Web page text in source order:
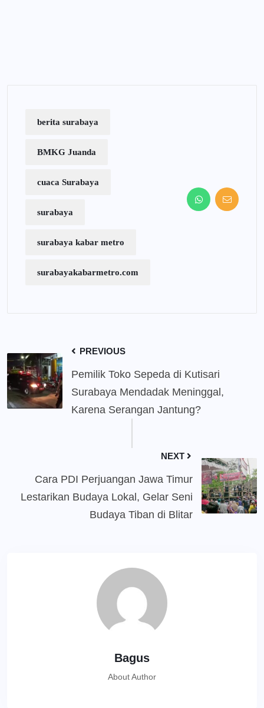
berita surabaya
BMKG Juanda
cuaca Surabaya
surabaya
surabaya kabar metro
surabayakabarmetro.com
PREVIOUS
Pemilik Toko Sepeda di Kutisari
Surabaya Mendadak Meninggal,
Karena Serangan Jantung?
NEXT
Cara PDI Perjuangan Jawa Timur
Lestarikan Budaya Lokal, Gelar Seni
Budaya Tiban di Blitar
Bagus
About Author